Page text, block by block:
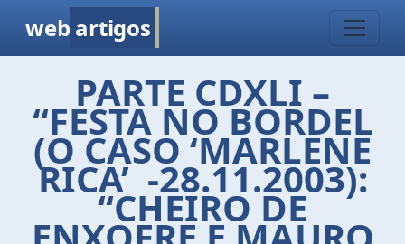
web artigos
PARTE CDXLI –
“FESTA NO BORDEL
(O CASO ‘MARLENE
RICA’ -28.11.2003):
“CHEIRO DE